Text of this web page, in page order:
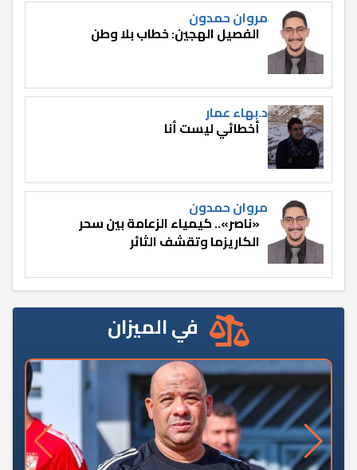
مروان حمدون
الفصيل الهجين: خطاب بلا وطن
د.بهاء عمار
أخطائي ليست أنا
مروان حمدون
«ناصر».. كيمياء الزعامة بين سحر
الكاريزما وتقشف الثائر
في الميزان